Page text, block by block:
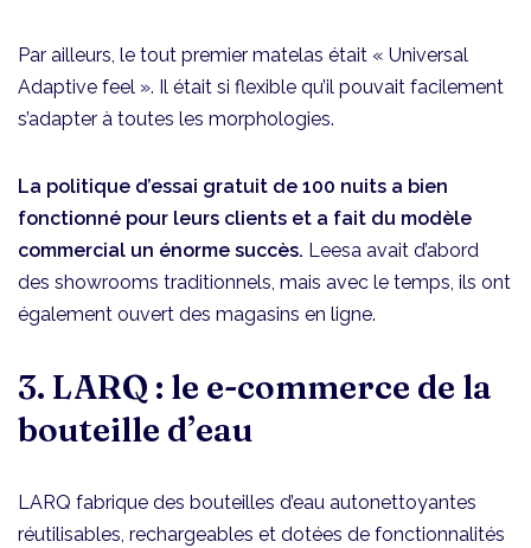
Par ailleurs, le tout premier matelas était « Universal
Adaptive feel ». Il était si flexible qu’il pouvait facilement
s’adapter à toutes les morphologies.
La politique d’essai gratuit de 100 nuits a bien
fonctionné pour leurs clients et a fait du modèle
commercial un énorme succès. Leesa avait d’abord
des showrooms traditionnels, mais avec le temps, ils ont
également ouvert des magasins en ligne.
3. LARQ : le e-commerce de la
bouteille d’eau
LARQ fabrique des bouteilles d’eau autonettoyantes
réutilisables, rechargeables et dotées de fonctionnalités